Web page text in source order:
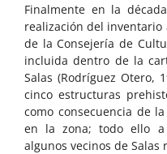
Finalmente en la
realización del
de la Consejería de
incluida dentro de la
Salas (Rodríguez Otero,
cinco estructuras
como consecuencia de
en la zona; todo ello
algunos vecinos de